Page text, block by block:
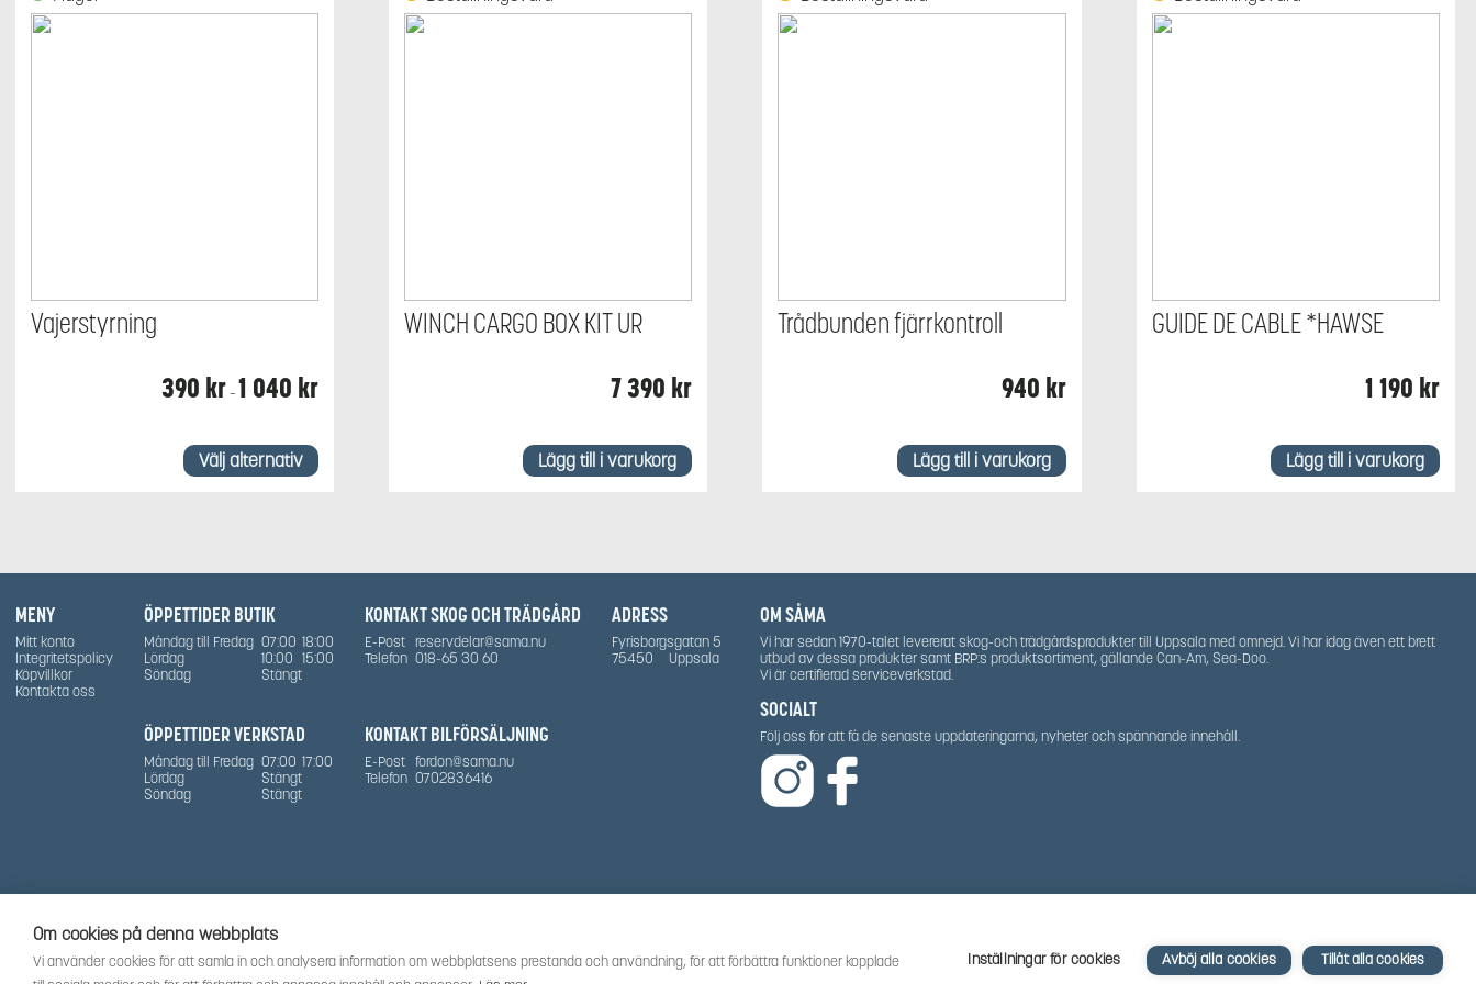
Om cookies på denna webbplats
Vi använder cookies för att samla in och analysera information om webbplatsens prestanda och användning, för att förbättra funktioner kopplade
Inställningar för cookies Avböj alla cookies Tillåt alla cookies
Vajerstyrning
390 kr–1 040 krPrisintervall:
Välj alternativ
kan
väljas
på
produktsidan
WINCH CARGO BOX KIT UR
7 390 kr
Lägg till i varukorg
Trådbunden fjärrkontroll
940 kr
Lägg till i varukorg
GUIDE DE CABLE *HAWSE
1 190 kr
Lägg till i varukorg
MENY
Mitt konto
Integritetspolicy
Köpvillkor
Kontakta oss
ÖPPETTIDER BUTIK
Måndag till Fredag 07:00 18:00
Lördag
10:00 15:00
Söndag
Stängt
ÖPPETTIDER VERKSTAD
Måndag till Fredag 07:00 17:00
Lördag
Stängt
Söndag
Stängt
ADRESS
Fyrisborgsgatan 5
75450
Uppsala
KONTAKT SKOG OCH TRÄDGÅRD
E-Post reservdelar@sama.nu
Telefon 018-65 30 60
KONTAKT BILFÖRSÄLJNING
E-Post fordon@sama.nu
Telefon 0702836416
OM SÅMA
Vi har sedan 1970-talet levererat skog-och trädgårdsprodukter till Uppsala med omnejd. Vi har idag även ett brett
utbud av dessa produkter samt BRP:s produktsortiment, gällande Can-Am, Sea-Doo.
Vi är certifierad serviceverkstad.
SOCIALT
Följ oss för att få de senaste uppdateringarna, nyheter och spännande innehåll.